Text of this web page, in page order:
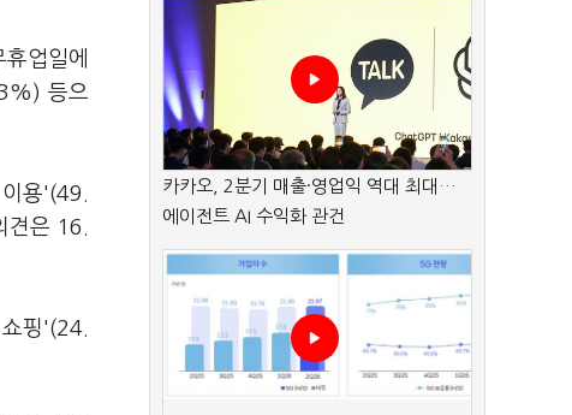
업일에
등으
용'(49.
은 16.
핑'(24.
카카오, 2분기 매출·영업익 역대 최대…
에이전트 AI 수익화 관건